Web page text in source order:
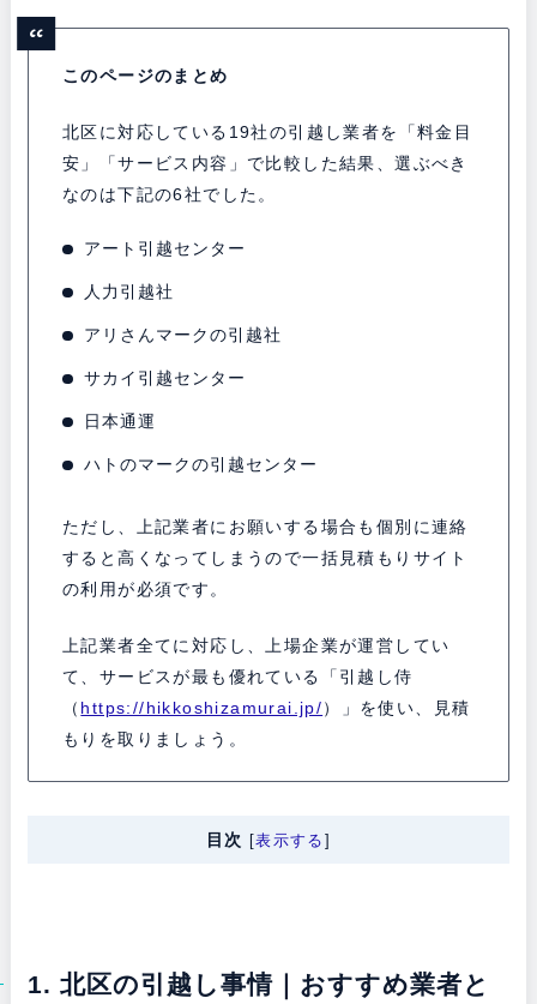
このページのまとめ
北区に対応している19社の引越し業者を「料金目
安」「サービス内容」で比較した結果、選ぶべき
なのは下記の6社でした。
アート引越センター
人力引越社
アリさんマークの引越社
サカイ引越センター
日本通運
ハトのマークの引越センター
ただし、上記業者にお願いする場合も個別に連絡
すると高くなってしまうので一括見積もりサイト
の利用が必須です。
上記業者全てに対応し、上場企業が運営してい
て、サービスが最も優れている「引越し侍
（ https://hikkoshizamurai.jp/）」を使い、見積
もりを取りましょう。
目次 [表示する
1. 北区の引越し事情｜おすすめ業者と